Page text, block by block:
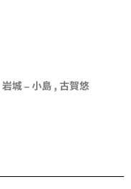
岩城–小島 , 古賀悠